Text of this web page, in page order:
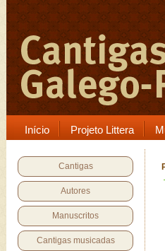
Início Projeto Littera
Cantigas
Autores
Manuscritos
Cantigas musicadas